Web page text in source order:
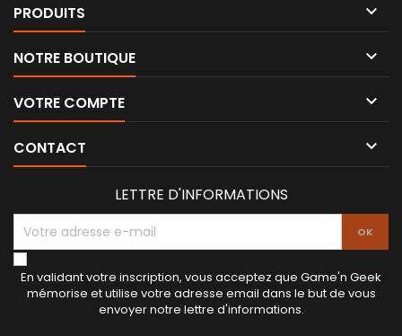
PRODUITS 
NOTRE BOUTIQUE 
VOTRE COMPTE 
CONTACT 
LETTRE D'INFORMATIONS
En validant votre inscription, vous acceptez que Game'n Geek
mémorise et utilise votre adresse email dans le but de vous
envoyer notre lettre d'informations.